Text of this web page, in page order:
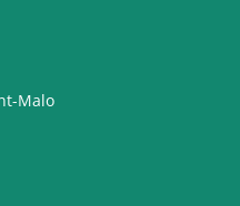
Malo